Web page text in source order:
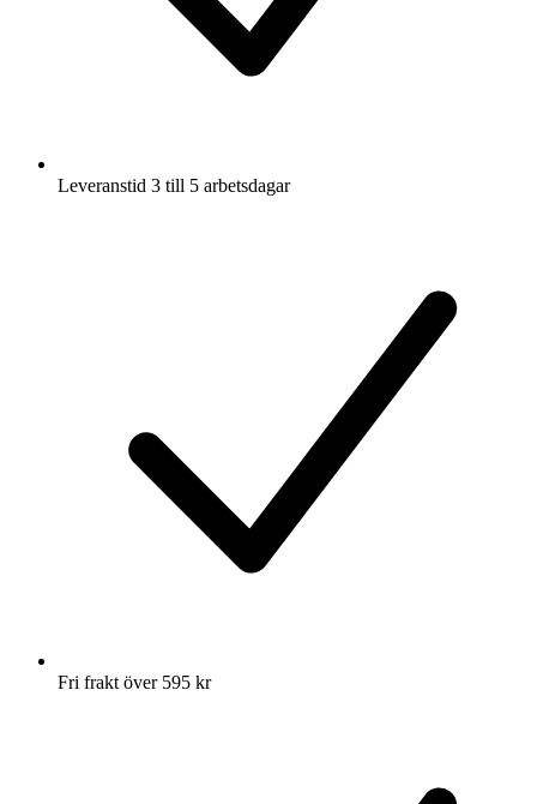
Leveranstid 3 till 5 arbetsdagar
Fri frakt över 595 kr